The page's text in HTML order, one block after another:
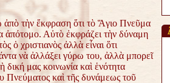
ἀπὸ τὴν ἔκφραση ὅτι τὸ Ἅγιο Πνεῦμα
ἀπότομο. Αὐτὸ ἐκφράζει τὴν δύναμη
ὁ χριστιανὸς ἀλλὰ εἶναι ὅτι
νὰ ἀλλάξει γύρω του, ἀλλὰ μπορεῖ
μας κοινωνία καὶ ἑνότητα
Πνεύματος καὶ τῆς δυνάμεως τοῦ